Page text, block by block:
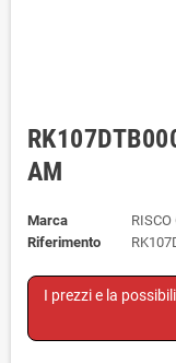
AM
Marca
RISCO
Riferimento
I prezzi e la